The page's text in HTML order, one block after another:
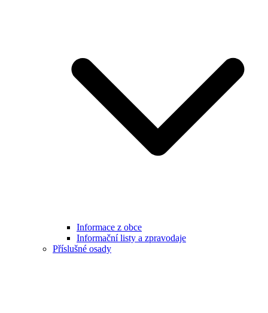
Informace z obce
Informační listy a zpravodaje
Příslušné osady